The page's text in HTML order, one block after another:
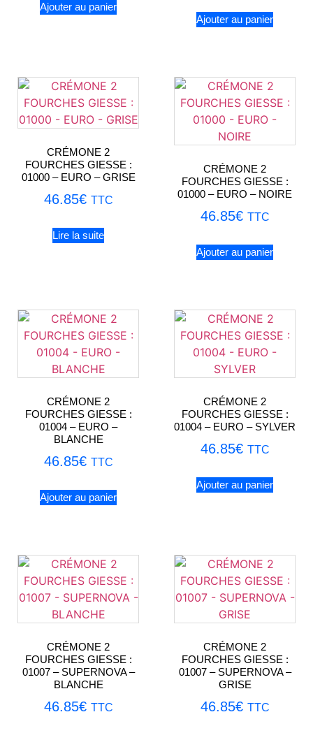
Ajouter au panier
Ajouter au panier
CRÉMONE 2
FOURCHES GIESSE :
01000 – EURO – GRISE
46.85€ TTC
Lire la suite
CRÉMONE 2
FOURCHES GIESSE :
01000 – EURO – NOIRE
46.85€ TTC
Ajouter au panier
CRÉMONE 2
FOURCHES GIESSE :
01004 – EURO –
BLANCHE
46.85€ TTC
Ajouter au panier
CRÉMONE 2
FOURCHES GIESSE :
01004 – EURO – SYLVER
46.85€ TTC
Ajouter au panier
CRÉMONE 2
FOURCHES GIESSE :
01007 – SUPERNOVA –
BLANCHE
46.85€ TTC
CRÉMONE 2
FOURCHES GIESSE :
01007 – SUPERNOVA –
GRISE
46.85€ TTC